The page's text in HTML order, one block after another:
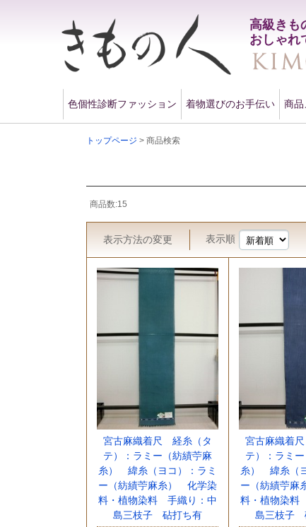
高級きも
おしゃれ
色個性診断ファッション 着物選びのお手伝い 商品
トップページ > 商品検索
商品数:15
表示方法の変更 表示順
宮古麻織着尺 経糸（タ
テ）：ラミー（紡績苧麻
糸） 緯糸（ヨコ）：ラミ
ー（紡績苧麻糸） 化学染
料・植物染料 手織り：中
島三枝子 砧打ち有
宮古麻織着
テ）：ラミ
糸） 緯糸（
ー（紡績苧
料・植物染料
島三枝子